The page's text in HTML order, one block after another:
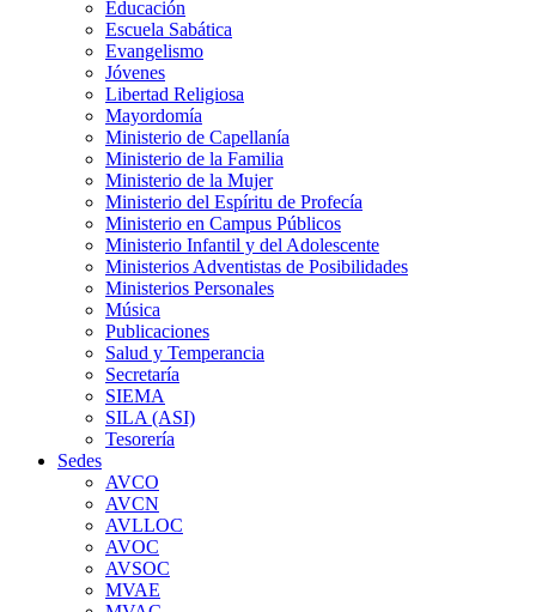
Educación
Escuela Sabática
Evangelismo
Jóvenes
Libertad Religiosa
Mayordomía
Ministerio de Capellanía
Ministerio de la Familia
Ministerio de la Mujer
Ministerio del Espíritu de Profecía
Ministerio en Campus Públicos
Ministerio Infantil y del Adolescente
Ministerios Adventistas de Posibilidades
Ministerios Personales
Música
Publicaciones
Salud y Temperancia
Secretaría
SIEMA
SILA (ASI)
Tesorería
Sedes
AVCO
AVCN
AVLLOC
AVOC
AVSOC
MVAE